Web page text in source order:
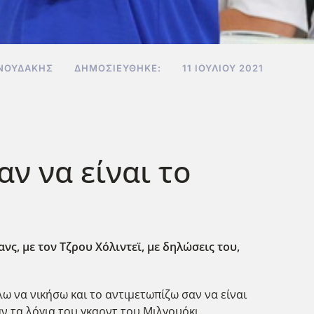
ΔΗΜΟΣΙΕΎΘΗΚΕ: 11 ΙΟΥΛΊΟΥ 2021
να είναι το
με τον Τζρου Χόλιντεϊ, με δηλώσεις του,
να νικήσω και το αντιμετωπίζω σαν να είναι
τα λόγια του γκαρντ του Μιλγουόκι.